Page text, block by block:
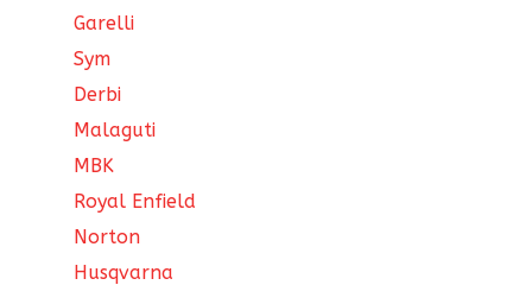
Garelli
Sym
Derbi
Malaguti
MBK
Royal Enfield
Norton
Husqvarna